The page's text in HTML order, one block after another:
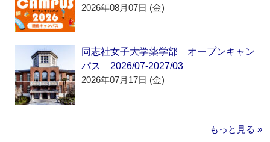
2026年08月07日 (金)
同志社女子大学薬学部 オープンキャン
パス 2026/07-2027/03
2026年07月17日 (金)
もっと見る »